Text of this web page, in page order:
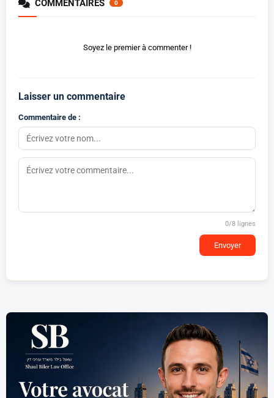
COMMENTAIRES 0
Soyez le premier à commenter !
Laisser un commentaire
Commentaire de :
0/8 lignes
Envoyer